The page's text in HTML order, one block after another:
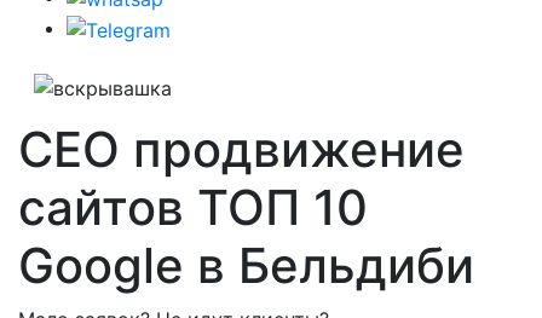
СЕО продвижение
сайтов ТОП 10
Google в Бельдиби